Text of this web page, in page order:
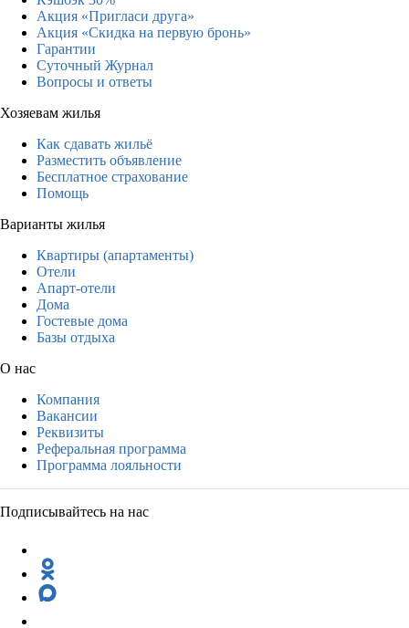
Акция «Пригласи друга»
Акция «Скидка на первую бронь»
Гарантии
Суточный Журнал
Вопросы и ответы
Хозяевам жилья
Как сдавать жильё
Разместить объявление
Бесплатное страхование
Помощь
Варианты жилья
Квартиры (апартаменты)
Отели
Апарт-отели
Дома
Гостевые дома
Базы отдыха
О нас
Компания
Вакансии
Реквизиты
Реферальная программа
Программа лояльности
Подписывайтесь на нас